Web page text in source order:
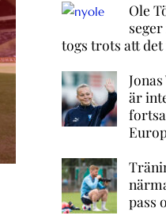
Ole
togs trots att
är
pass